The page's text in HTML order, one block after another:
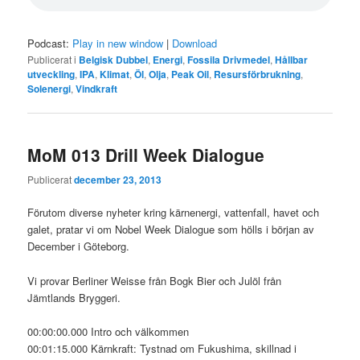
Podcast: Play in new window | Download
Publicerat i Belgisk Dubbel, Energi,Fossila Drivmedel,Hållbar
utveckling,IPA,Klimat,Öl,Olja, Peak Oil, Resursförbrukning,
Solenergi,Vindkraft
MoM 013 Drill Week Dialogue
Publiceratdecember 23, 2013
Förutom diverse nyheter kring kärnenergi, vattenfall, havet och
galet, pratar vi om Nobel Week Dialogue som hölls i början av
December i Göteborg.
Vi provar Berliner Weisse från Bogk Bier och Julöl från
Jämtlands Bryggeri.
00:00:00.000 Intro och välkommen
00:01:15.000 Kärnkraft: Tystnad om Fukushima, skillnad i